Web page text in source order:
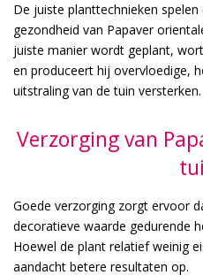
De juiste planttechnieken
gezondheid van Papaver
juiste manier wordt geplant,
en produceert hij overvloedige,
uitstraling van de tuin versterken.
Verzorging van
Goede verzorging zorgt ervoor
decoratieve waarde gedurende
Hoewel de plant relatief weinig
aandacht betere resultaten op.